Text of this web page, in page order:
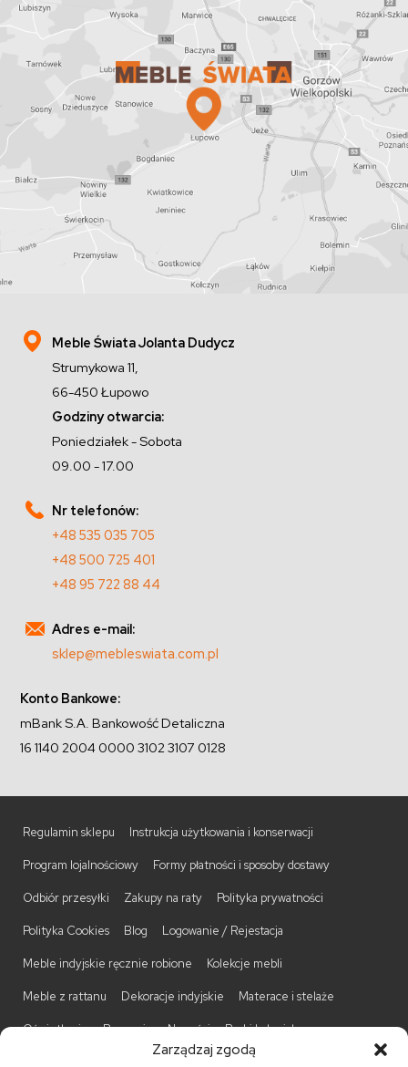
Zarządzaj zgodą
Meble Świata Jolanta Dudycz
Strumykowa 11,
66-450 Łupowo
Godziny otwarcia:
Poniedziałek - Sobota
09.00 - 17.00
Nr telefonów:
+48 535 035 705
+48 500 725 401
+48 95 722 88 44
Adres e-mail:
sklep@mebleswiata.com.pl
Konto Bankowe:
mBank S.A. Bankowość Detaliczna
16 1140 2004 0000 3102 3107 0128
Regulamin sklepu Instrukcja użytkowania i konserwacji
Program lojalnościowy Formy płatności i sposoby dostawy
Odbiór przesyłki Zakupy na raty Polityka prywatności
Polityka Cookies Blog Logowanie / Rejestacja
Meble indyjskie ręcznie robione Kolekcje mebli
Meble z rattanu Dekoracje indyjskie Materace i stelaże
Oświetlenie Promocje Nowości Barki kolonialne
Komody kolonialne Krzesła kolonialne